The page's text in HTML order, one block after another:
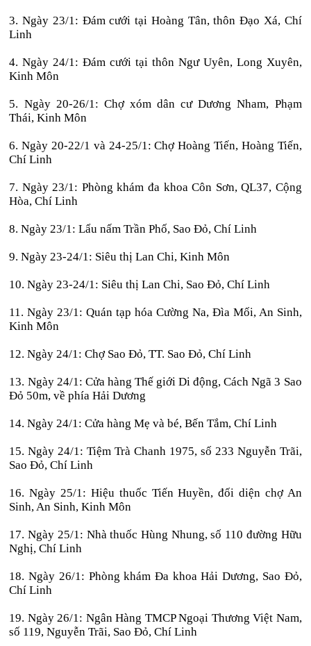
3. Ngày 23/1: Đám cưới tại Hoàng Tân, thôn Đạo Xá, Chí
Linh
4. Ngày 24/1: Đám cưới tại thôn Ngư Uyên, Long Xuyên,
Kinh Môn
5. Ngày 20-26/1: Chợ xóm dân cư Dương Nham, Phạm
Thái, Kinh Môn
6. Ngày 20-22/1 và 24-25/1: Chợ Hoàng Tiến, Hoàng Tiến,
Chí Linh
7. Ngày 23/1: Phòng khám đa khoa Côn Sơn, QL37, Cộng
Hòa, Chí Linh
8. Ngày 23/1: Lẩu nấm Trần Phố, Sao Đỏ, Chí Linh
9. Ngày 23-24/1: Siêu thị Lan Chi, Kinh Môn
10. Ngày 23-24/1: Siêu thị Lan Chi, Sao Đỏ, Chí Linh
11. Ngày 23/1: Quán tạp hóa Cường Na, Đìa Mối, An Sinh,
Kinh Môn
12. Ngày 24/1: Chợ Sao Đỏ, TT. Sao Đỏ, Chí Linh
13. Ngày 24/1: Cửa hàng Thế giới Di động, Cách Ngã 3 Sao
Đỏ 50m, về phía Hải Dương
14. Ngày 24/1: Cửa hàng Mẹ và bé, Bến Tắm, Chí Linh
15. Ngày 24/1: Tiệm Trà Chanh 1975, số 233 Nguyễn Trãi,
Sao Đỏ, Chí Linh
16. Ngày 25/1: Hiệu thuốc Tiến Huyền, đối diện chợ An
Sinh, An Sinh, Kinh Môn
17. Ngày 25/1: Nhà thuốc Hùng Nhung, số 110 đường Hữu
Nghị, Chí Linh
18. Ngày 26/1: Phòng khám Đa khoa Hải Dương, Sao Đỏ,
Chí Linh
19. Ngày 26/1: Ngân Hàng TMCP Ngoại Thương Việt Nam,
số 119, Nguyễn Trãi, Sao Đỏ, Chí Linh